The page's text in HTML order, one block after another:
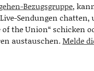
Bezugsgruppe,
Sendungen chatten,
of the Union“ schicken
austauschen.Melde